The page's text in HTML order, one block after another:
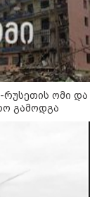
ომი და
გამოდგა